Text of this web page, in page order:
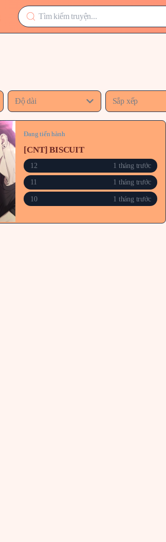
Độ dài Sắp xếp
Đang tiến hành
[CNT] BISCUIT
12 1 tháng trước
11 1 tháng trước
10 1 tháng trước